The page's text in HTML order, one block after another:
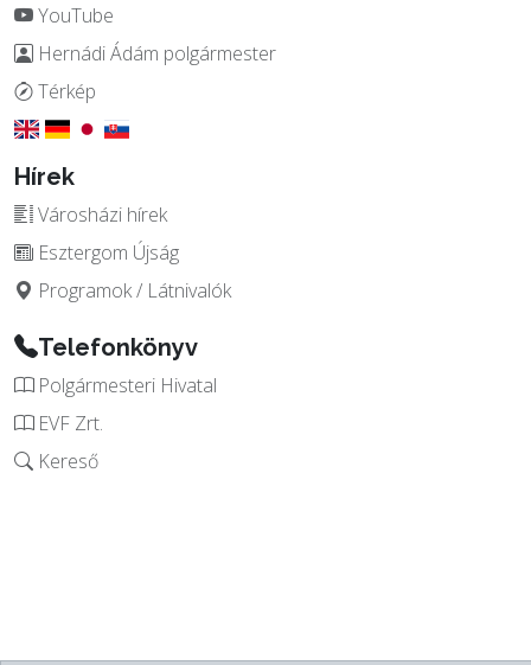
YouTube
Hernádi Ádám polgármester
Térkép
Hírek
Városházi hírek
Esztergom Újság
Programok / Látnivalók
Telefonkönyv
Polgármesteri Hivatal
EVF Zrt.
Kereső